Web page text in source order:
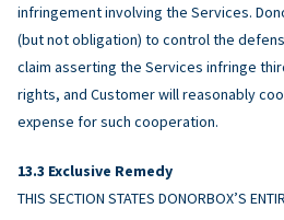
infringement involving the Services.
(but not obligation) to control the
claim asserting the Services infringe
rights, and Customer will reasonably
expense for such cooperation.
Exclusive Remedy
THIS SECTION STATES DONORBOX’S